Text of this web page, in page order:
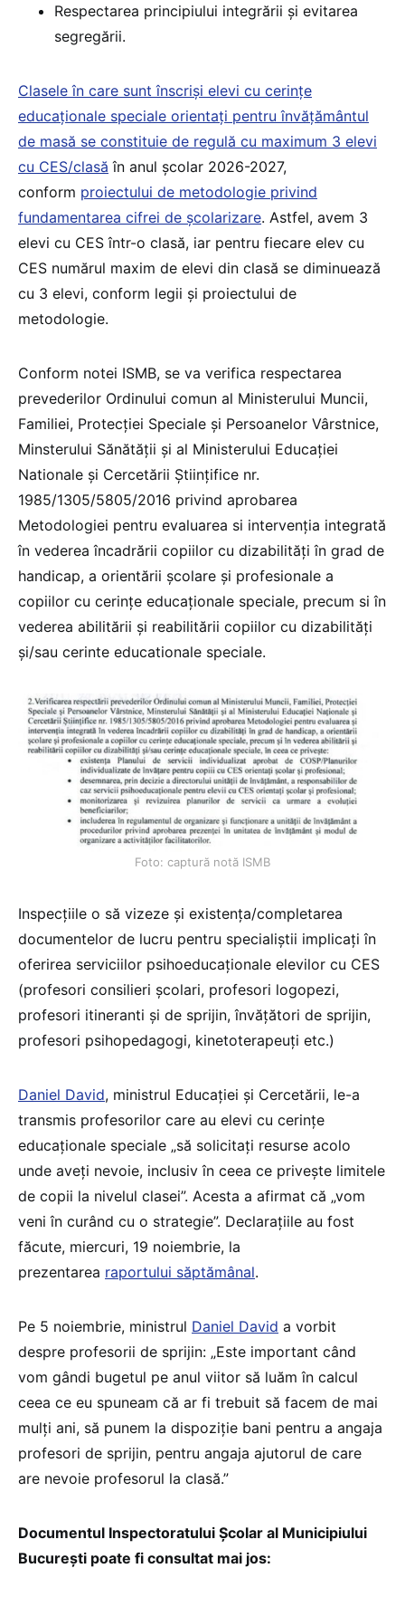
Respectarea principiului integrării și evitarea
segregării.
Clasele în care sunt înscriși elevi cu cerințe
educaționale speciale orientați pentru învățământul
de masă se constituie de regulă cu maximum 3 elevi
cu CES/clasă în anul școlar 2026-2027,
conform proiectului de metodologie privind
fundamentarea cifrei de școlarizare. Astfel, avem 3
elevi cu CES într-o clasă, iar pentru fiecare elev cu
CES numărul maxim de elevi din clasă se diminuează
cu 3 elevi, conform legii și proiectului de
metodologie.
Conform notei ISMB, se va verifica respectarea
prevederilor Ordinului comun al Ministerului Muncii,
Familiei, Protecției Speciale şi Persoanelor Vârstnice,
Minsterului Sănătății și al Ministerului Educației
Nationale și Cercetării Științifice nr.
1985/1305/5805/2016 privind aprobarea
Metodologiei pentru evaluarea si intervenția integrată
în vederea încadrării copiilor cu dizabilități în grad de
handicap, a orientării școlare și profesionale a
copiilor cu cerințe educaționale speciale, precum si în
vederea abilitării și reabilitării copiilor cu dizabilități
și/sau cerinte educationale speciale.
Foto: captură notă ISMB
Inspecțiile o să vizeze și existenţa/completarea
documentelor de lucru pentru specialiștii implicați în
oferirea serviciilor psihoeducaționale elevilor cu CES
(profesori consilieri şcolari, profesori logopezi,
profesori itineranti și de sprijin, învățători de sprijin,
profesori psihopedagogi, kinetoterapeuți etc.)
Daniel David, ministrul Educației și Cercetării, le-a
transmis profesorilor care au elevi cu cerințe
educaționale speciale „să solicitați resurse acolo
unde aveți nevoie, inclusiv în ceea ce privește limitele
de copii la nivelul clasei”. Acesta a afirmat că „vom
veni în curând cu o strategie”. Declarațiile au fost
făcute, miercuri, 19 noiembrie, la
prezentarea raportului săptămânal.
Pe 5 noiembrie, ministrul Daniel David a vorbit
despre profesorii de sprijin: „Este important când
vom gândi bugetul pe anul viitor să luăm în calcul
ceea ce eu spuneam că ar fi trebuit să facem de mai
mulți ani, să punem la dispoziție bani pentru a angaja
profesori de sprijin, pentru angaja ajutorul de care
are nevoie profesorul la clasă.”
Documentul Inspectoratului Școlar al Municipiului
București poate fi consultat mai jos: